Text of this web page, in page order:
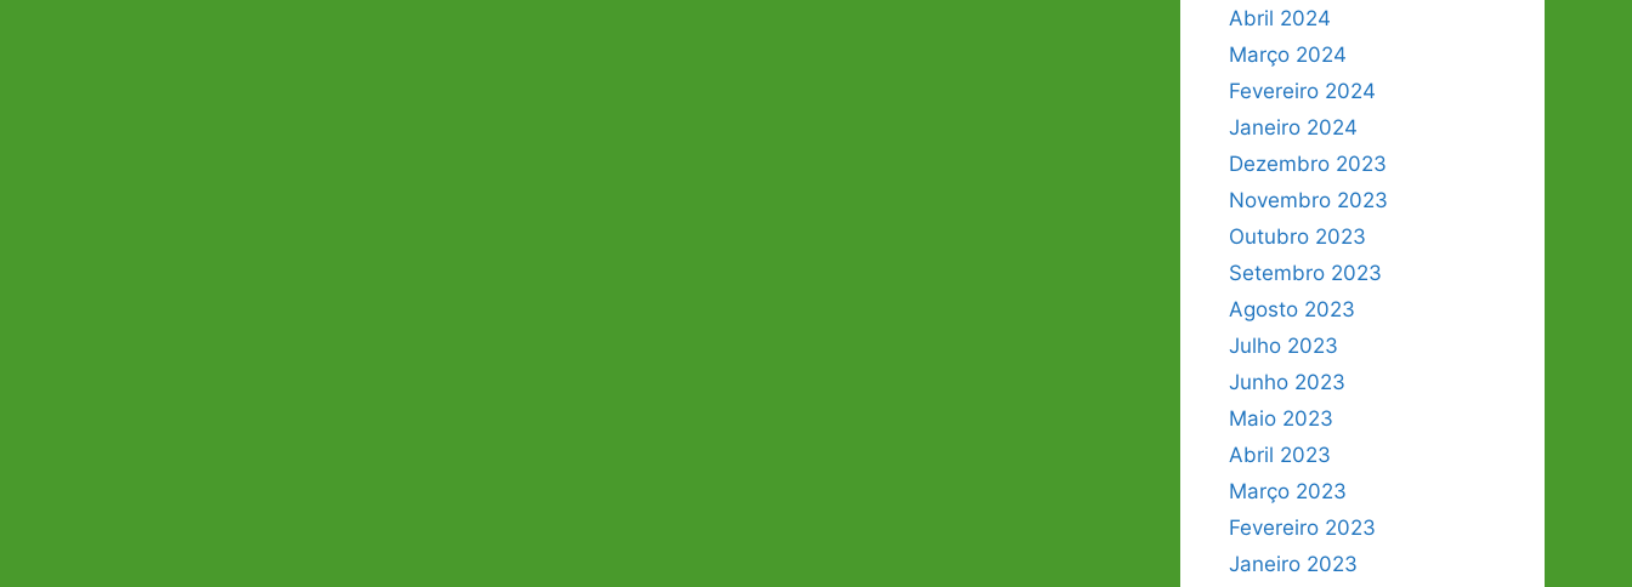
Abril 2024
Março 2024
Fevereiro 2024
Janeiro 2024
Dezembro 2023
Novembro 2023
Outubro 2023
Setembro 2023
Agosto 2023
Julho 2023
Junho 2023
Maio 2023
Abril 2023
Março 2023
Fevereiro 2023
Janeiro 2023